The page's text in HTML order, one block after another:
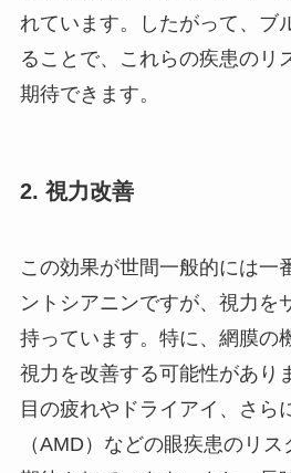
れています。したがって、ブ
ることで、これらの疾患のリ
期待できます。
2. 視力改善
この効果が世間一般的には一
ントシアニンですが、視力を
持っています。特に、網膜の
視力を改善する可能性があり
目の疲れやドライアイ、さら
（AMD）などの眼疾患のリ